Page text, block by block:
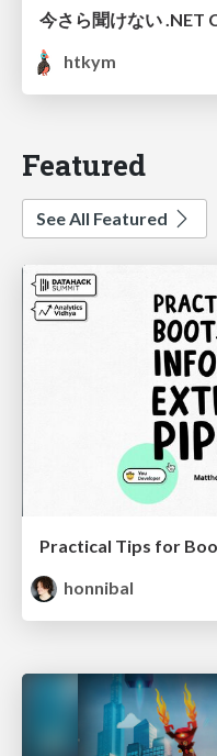
今さら聞けない .NET
htkym
Featured
See All Featured
honnibal